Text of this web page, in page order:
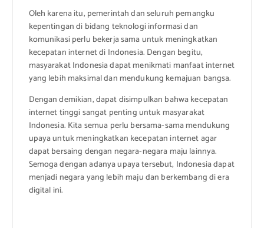
Oleh karena itu, pemerintah dan seluruh pemangku
kepentingan di bidang teknologi informasi dan
komunikasi perlu bekerja sama untuk meningkatkan
kecepatan internet di Indonesia. Dengan begitu,
masyarakat Indonesia dapat menikmati manfaat internet
yang lebih maksimal dan mendukung kemajuan bangsa.
Dengan demikian, dapat disimpulkan bahwa kecepatan
internet tinggi sangat penting untuk masyarakat
Indonesia. Kita semua perlu bersama-sama mendukung
upaya untuk meningkatkan kecepatan internet agar
dapat bersaing dengan negara-negara maju lainnya.
Semoga dengan adanya upaya tersebut, Indonesia dapat
menjadi negara yang lebih maju dan berkembang di era
digital ini.